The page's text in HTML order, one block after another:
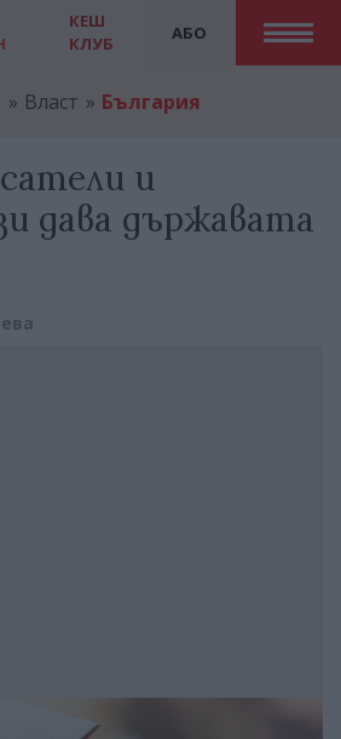
АБО
КЕШ
КЛУБ
Власт България
и
дава държавата